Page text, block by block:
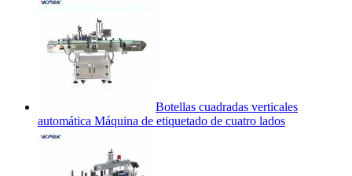
Botellas cuadradas verticales
automática Máquina de etiquetado de cuatro lados